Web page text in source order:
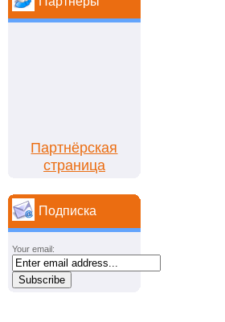
Партнёрская
страница
Подписка
Your email: